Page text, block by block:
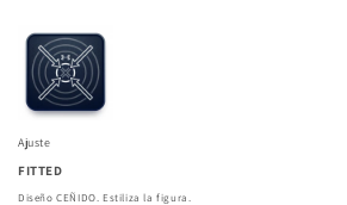
Ajuste
FITTED
Diseño CEÑIDO. Estiliza la figura.